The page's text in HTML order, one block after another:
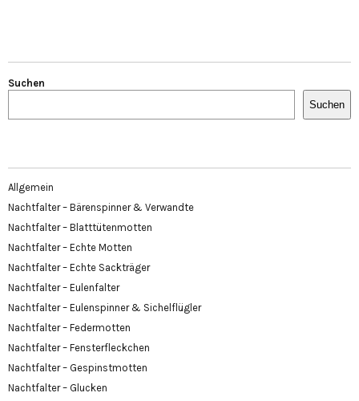
Suchen
Suchen
Allgemein
Nachtfalter – Bärenspinner & Verwandte
Nachtfalter – Blatttütenmotten
Nachtfalter – Echte Motten
Nachtfalter – Echte Sackträger
Nachtfalter – Eulenfalter
Nachtfalter – Eulenspinner & Sichelflügler
Nachtfalter – Federmotten
Nachtfalter – Fensterfleckchen
Nachtfalter – Gespinstmotten
Nachtfalter – Glucken